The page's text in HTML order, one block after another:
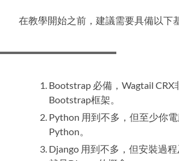
在教學開始之前，建議需要具備以下
Bootstrap 必備，Wagtail CRX
Bootstrap框架。
Python 用到不多，但至少你
Python。
Django 用到不多，但安裝過